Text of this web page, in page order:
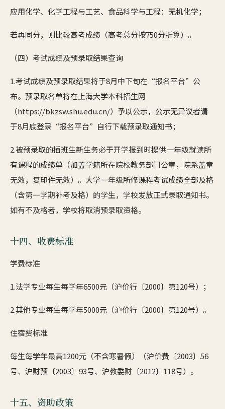
应用化学、化学工程与工艺、食品科学与工程：无机化学；
若再同分，则比较高考成绩（高考总分按750分折算）。
（四）考试成绩及预录取结果查询
1.考试成绩及预录取结果将于8月中下旬在“报名平台”公
布。预录取名单将在上海大学本科招生网
（https://bkzsw.shu.edu.cn/）予以公示，公示无异议者请
于8月底登录“报名平台”自行下载预录取通知书；
2.被预录取的插班生新生务必于开学报到时提供一年级就读所
有课程的成绩单（加盖学籍所在院校教务部门公章，院系盖章
无效，复印件无效）。大学一年级所修课程考试成绩全部及格
（含第一学期补考及格）的学生，学校发放正式录取通知书。
如有不及格者，学校将取消预录取资格。
十四、收费标准
学费标准
1.法学专业每生每学年6500元（沪价行〔2000〕第120号）；
2.其他专业每生每学年5000元（沪价行〔2000〕第120号）。
住宿费标准
每生每学年最高1200元（不含寒暑假）（沪价费〔2003〕56
号、沪财预〔2003〕93号、沪教委财〔2012〕118号）。
十五、资助政策